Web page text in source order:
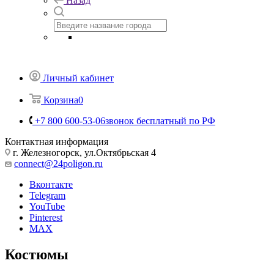
Личный кабинет
Корзина0
+7 800 600-53-06звонок бесплатный по РФ
Контактная информация
г. Железногорск, ул.Октябрьская 4
connect@24poligon.ru
Вконтакте
Telegram
YouTube
Pinterest
MAX
Костюмы